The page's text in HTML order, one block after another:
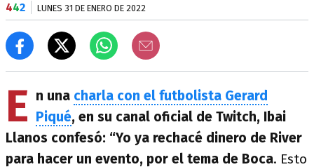
442 LUNES 31 DE ENERO DE 2022
E n una charla con el futbolista Gerard
Piqué, en su canal oficial de Twitch, Ibai
Llanos confesó: “Yo ya rechacé dinero de River
para hacer un evento, por el tema de Boca. Esto